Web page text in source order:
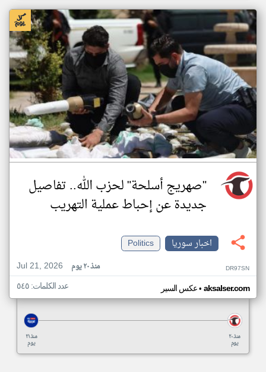
"صهريج أسلحة" لحزب الله.. تفاصيل
جديدة عن إحباط عملية التهريب
اخبار سوريا
Politics
Jul 21, 2026
منذ ٢٠ يوم DR97SN
عكس السير• aksalser.com عدد الكلمات: ٥٤٥
منذ ٢١
يوم
منذ ٢٠
يوم